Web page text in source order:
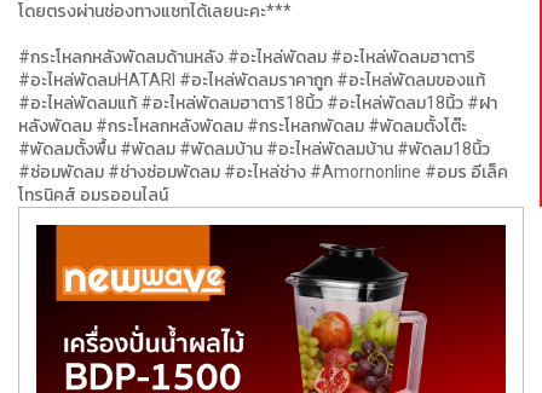
โดยตรงผ่านช่องทางแชทได้เลยนะคะ***
#กระโหลกหลังพัดลมด้านหลัง #อะไหล่พัดลม #อะไหล่พัดลมฮาตาริ
#อะไหล่พัดลมHATARI #อะไหล่พัดลมราคาถูก #อะไหล่พัดลมของแท้
#อะไหล่พัดลมแท้ #อะไหล่พัดลมฮาตาริ18นิ้ว #อะไหล่พัดลม18นิ้ว #ฝา
หลังพัดลม #กระโหลกหลังพัดลม #กระโหลกพัดลม #พัดลมตั้งโต๊ะ
#พัดลมตั้งพื้น #พัดลม #พัดลมบ้าน #อะไหล่พัดลมบ้าน #พัดลม18นิ้ว
#ซ่อมพัดลม #ช่างซ่อมพัดลม #อะไหล่ช่าง #Amornonline #อมร อีเล็ค
โทรนิคส์ อมรออนไลน์